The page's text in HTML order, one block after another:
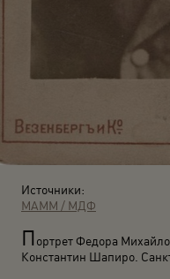
Источники:
МАММ / МДФ
Портрет Федора
Константин Шапиро.